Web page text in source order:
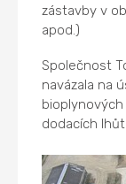
zástavby v
apod.)
Společnost
navázala na
bioplynových
dodacích